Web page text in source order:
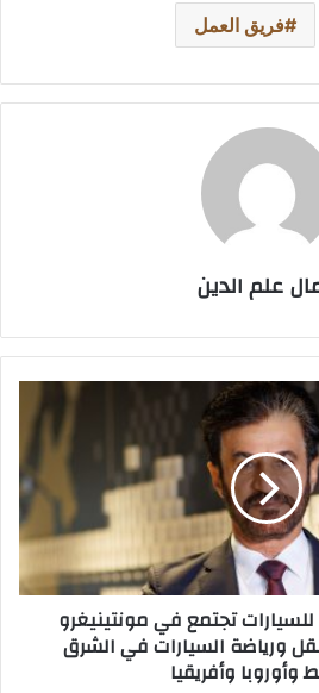
فريق العمل
علم الدين
للسيارات تجتمع في مونتينيغرو
ورياضة السيارات في الشرق
وأوروبا وأفريقيا